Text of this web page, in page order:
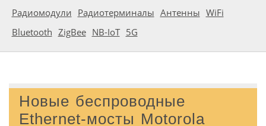
Радиомодули Радиотерминалы Антенны WiFi
Bluetooth ZigBee NB-IoT 5G
Новые беспроводные
Ethernet-мосты Motorola